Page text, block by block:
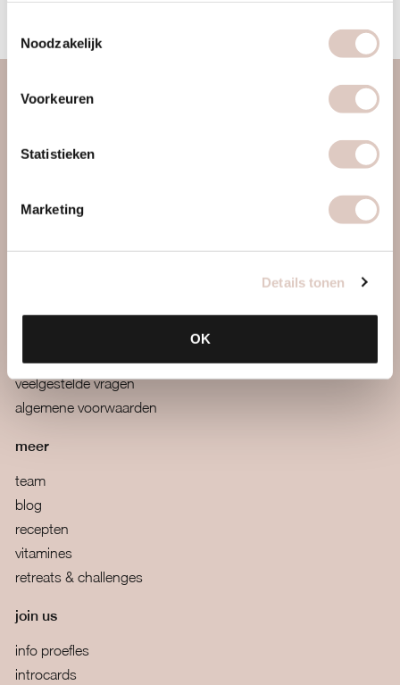
Noodzakelijk
Voorkeuren
Statistieken
Marketing
Details tonen
OK
over ons
locaties & roosters
webapp
boutiques
veelgestelde vragen
algemene voorwaarden
meer
team
blog
recepten
vitamines
retreats & challenges
join us
info proefles
introcards